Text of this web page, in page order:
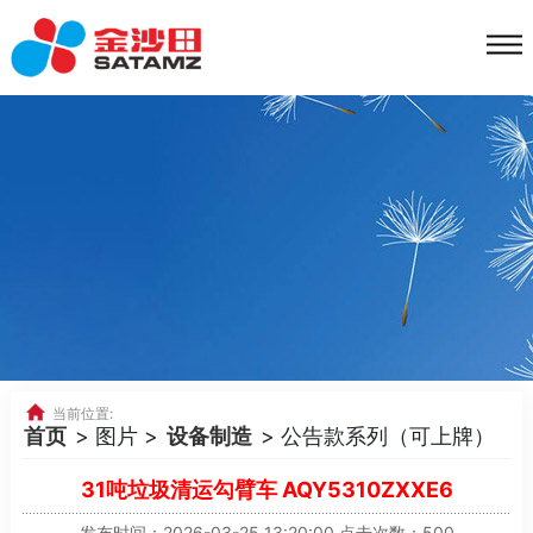
当前位置:
首页 > 图片 > 设备制造 > 公告款系列（可上牌）
31吨垃圾清运勾臂车 AQY5310ZXXE6